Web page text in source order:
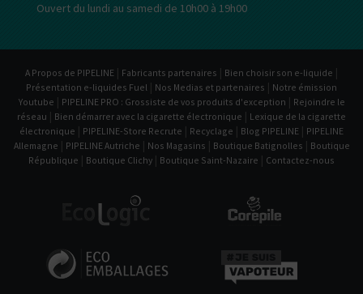
Ouvert du lundi au samedi de 10h00 à 19h00
A Propos de PIPELINE | Fabricants partenaires | Bien choisir son e-liquide |
Présentation e-liquides Fuel | Nos Medias et partenaires | Notre émission
Youtube | PIPELINE PRO : Grossiste de vos produits d'exception | Rejoindre le
réseau | Bien démarrer avec la cigarette électronique | Lexique de la cigarette
électronique | PIPELINE-Store Recrute | Recyclage | Blog PIPELINE | PIPELINE
Allemagne | PIPELINE Autriche | Nos Magasins | Boutique Batignolles | Boutique
République | Boutique Clichy | Boutique Saint-Nazaire | Contactez-nous